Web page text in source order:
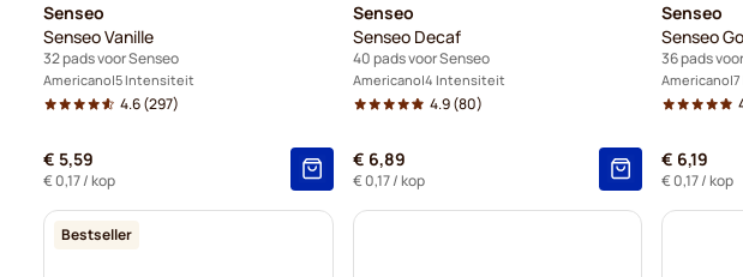
Senseo
Senseo Vanille
32 pads voor Senseo
Americano 5 Intensiteit
4.6(297)
€ 5,59
€ 0,17/ kop
Senseo
Senseo Decaf
40 pads voor Senseo
Americano 4 Intensiteit
4.9(80)
€ 6,89
€ 0,17/ kop
Senseo
Senseo
36 pads
Americano
€ 6,19
€ 0,17/ kop
Bestseller